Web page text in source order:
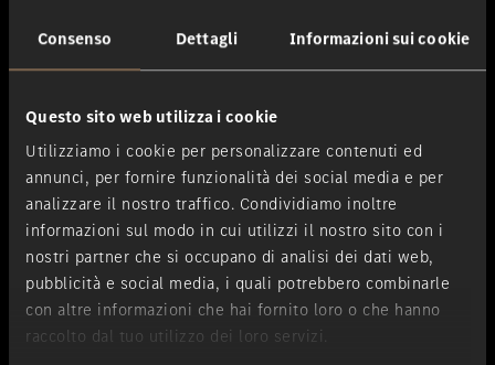
Consenso Dettagli Informazioni sui cookie
Questo sito web utilizza i cookie
Utilizziamo i cookie per personalizzare contenuti ed
annunci, per fornire funzionalità dei social media e per
analizzare il nostro traffico. Condividiamo inoltre
informazioni sul modo in cui utilizzi il nostro sito con i
nostri partner che si occupano di analisi dei dati web,
pubblicità e social media, i quali potrebbero combinarle
con altre informazioni che hai fornito loro o che hanno
raccolto dal tuo utilizzo dei loro servizi.
Retrovisori esterni ripiegabili e regolabili